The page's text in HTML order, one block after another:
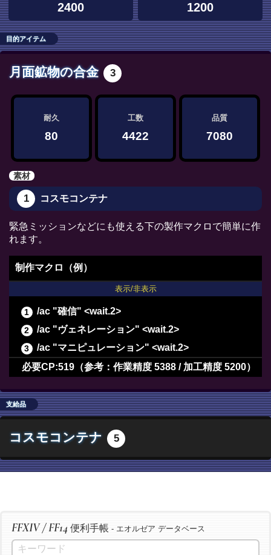
2400 1200
目的アイテム
月面鉱物の合金 3
耐久
80
工数
4422
品質
7080
素材
1 コスモコンテナ
緊急ミッションなどにも使える下の製作マクロで簡単に作
れます。
制作マクロ（例）
表示/非表示
/ac "確信" <wait.2>
/ac "ヴェネレーション" <wait.2>
/ac "マニピュレーション" <wait.2>
/ac "長期倹約" <wait.2>
/ac "下地作業" <wait.3>
/ac "イノベーション" <wait.2>
/ac "洗練加工" <wait.3>
/ac "加工" <wait.3>
/ac "洗練加工" <wait.3>
必要CP:519（参考：作業精度 5388 / 加工精度 5200）
支給品
コスモコンテナ 5
FFXIV / FF14 便利手帳 - エオルゼア データベース